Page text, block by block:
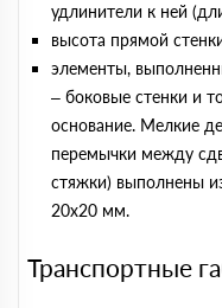
удлинители к ней
высота прямой
элементы,
– боковые стенки и
основание. Мелкие
перемычки между
стяжки) выполнены
20х20 мм.
Транспортные